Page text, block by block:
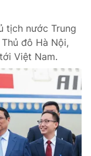
tịch nước Trung
đô Hà Nội,
Việt Nam.